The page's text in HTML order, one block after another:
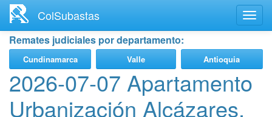
contenido
principal
ColSubastas
Remates judiciales por departamento:
Cundinamarca Valle Antioquia
2026-07-07 Apartamento
Urbanización Alcázares,